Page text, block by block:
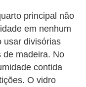
principal não
em nenhum
usar divisórias
de madeira. No
contida
O vidro